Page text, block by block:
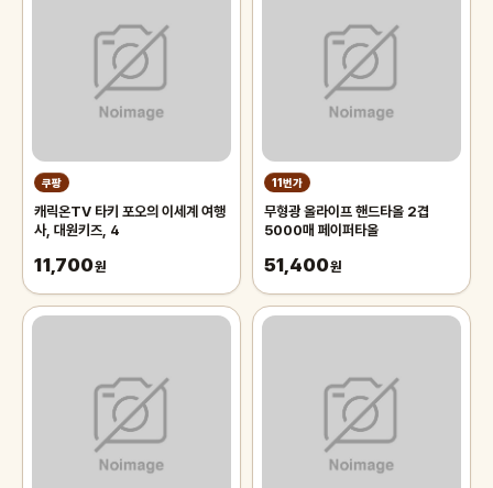
쿠팡
캐릭온TV 타키 포오의 이세계 여행
사, 대원키즈, 4
11,700원
11번가
무형광 올라이프 핸드타올 2겹
5000매 페이퍼타올
51,400원